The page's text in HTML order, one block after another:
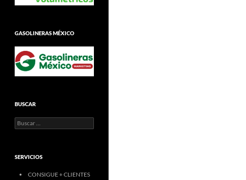
GASOLINERAS MÉXICO
BUSCAR
Buscar:
SERVICIOS
CONSIGUE + CLIENTES